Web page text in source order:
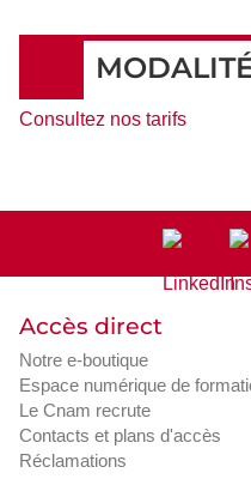
Consultez nos tarifs
Accès direct
Notre e-boutique
Espace numérique de
Le Cnam recrute
Contacts et plans d'accès
Réclamations